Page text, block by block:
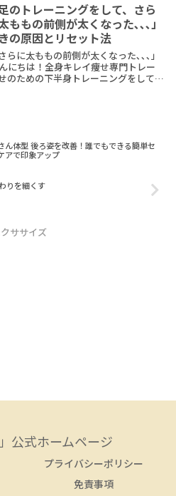
足のトレーニングをして、さら
ももの前側が太くなった､､､」
の原因とリセット法
に太ももの前側が太くなった､､､」
にちは！全身キレイ痩せ専門トレー
のための下半身トレーニングをしてい
ん体型 後ろ姿を改善！誰でもできる簡単セ
アで印象アップ
りを細くす
ササイズ
公式ホームページ
プライバシーポリシー
免責事項